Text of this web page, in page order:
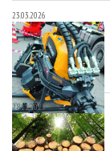
23.03.2026
28.11.2025